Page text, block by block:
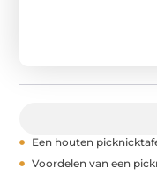
Een houten
Voordelen van een